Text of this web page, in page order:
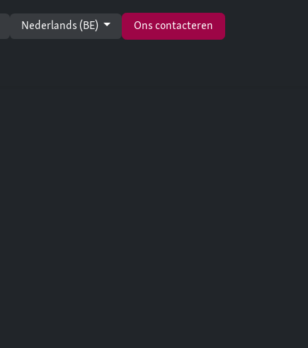
Nederlands (BE) Ons contacteren